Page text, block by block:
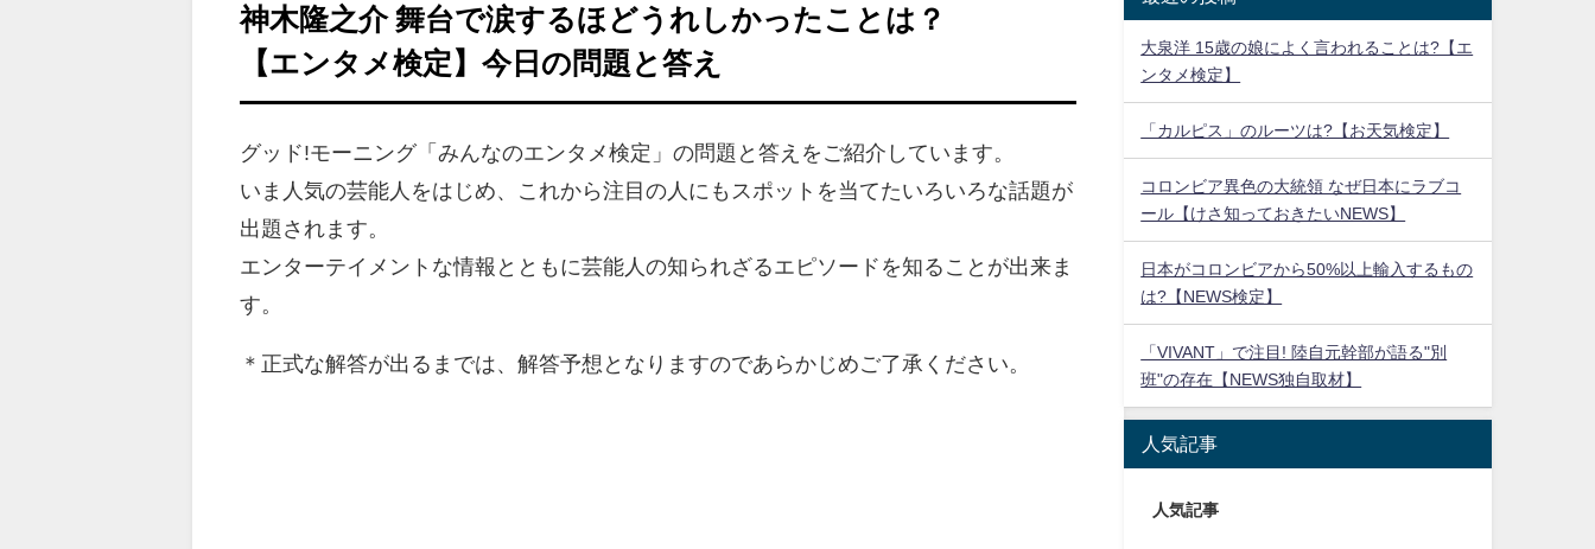
神木隆之介 舞台で涙するほどうれしかったことは？
【エンタメ検定】今日の問題と答え
グッド!モーニング「みんなのエンタメ検定」の問題と答えをご紹介しています。
いま人気の芸能人をはじめ、 これから注目の人にもスポットを当てたいろいろな話題が
出題されます。
エンターテイメントな情報とともに芸能人の知られざるエピソードを知ることが出来ま
す。
＊正式な解答が出るまでは、解答予想となりますのであらかじめご了承ください。
大泉洋 15歳の娘によく言われることは?【エ
ンタメ検定】
「カルピス」のルーツは?【お天気検定】
コロンビア異色の大統領 なぜ日本にラブコ
ール【けさ知っておきたいNEWS】
日本がコロンビアから50%以上輸入するもの
は?【NEWS検定】
「VIVANT」で注目! 陸自元幹部が語る"別
班"の存在【NEWS独自取材】
人気記事
人気記事